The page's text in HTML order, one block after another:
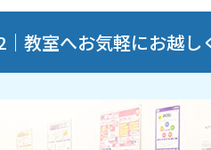
｜教室へお気軽にお越し